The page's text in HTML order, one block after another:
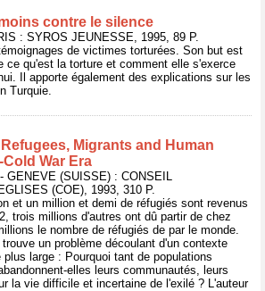
contre le silence
: SYROS JEUNESSE, 1995, 89 P.
de victimes torturées. Son but est
ce qu'est la torture et comment elle s'exerce
Il apporte également des explications sur les
Turquie.
Migrants and Human
War Era
GENEVE (SUISSE) : CONSEIL
(COE), 1993, 310 P.
et un million et demi de réfugiés sont revenus
trois millions d'autres ont dû partir de chez
le nombre de réfugiés de par le monde.
un problème découlant d'un contexte
large : Pourquoi tant de populations
elles leurs communautés, leurs
la vie difficile et incertaine de l'exilé ? L'auteur